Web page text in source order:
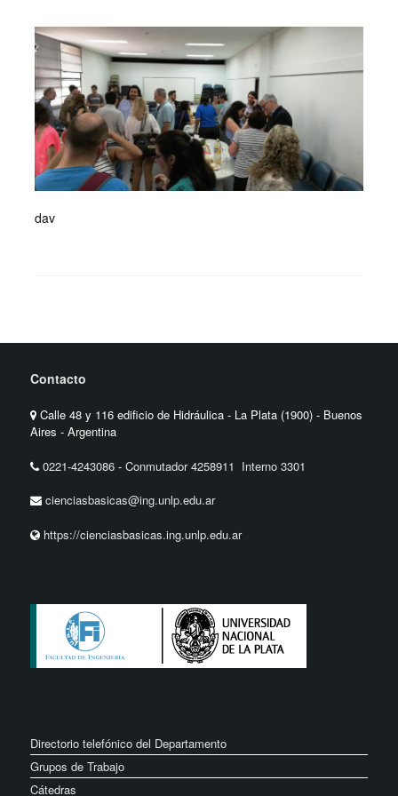
dav
Contacto
Calle 48 y 116 edificio de Hidráulica - La Plata (1900) - Buenos
Aires - Argentina
0221-4243086 -Conmutador 4258911 Interno 3301
cienciasbasicas@ing.unlp.edu.ar
https://cienciasbasicas.ing.unlp.edu.ar
Directorio telefónico del Departamento
Grupos de Trabajo
Cátedras